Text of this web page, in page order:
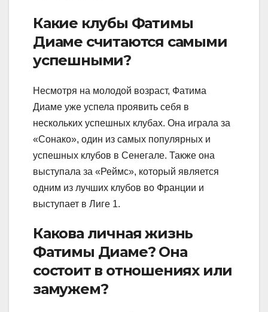
Какие клубы Фатимы
Диаме считаются самыми
успешными?
Несмотря на молодой возраст, Фатима
Диаме уже успела проявить себя в
нескольких успешных клубах. Она играла за
«Сонако», один из самых популярных и
успешных клубов в Сенегале. Также она
выступала за «Реймс», который является
одним из лучших клубов во Франции и
выступает в Лиге 1.
Какова личная жизнь
Фатимы Диаме? Она
состоит в отношениях или
замужем?